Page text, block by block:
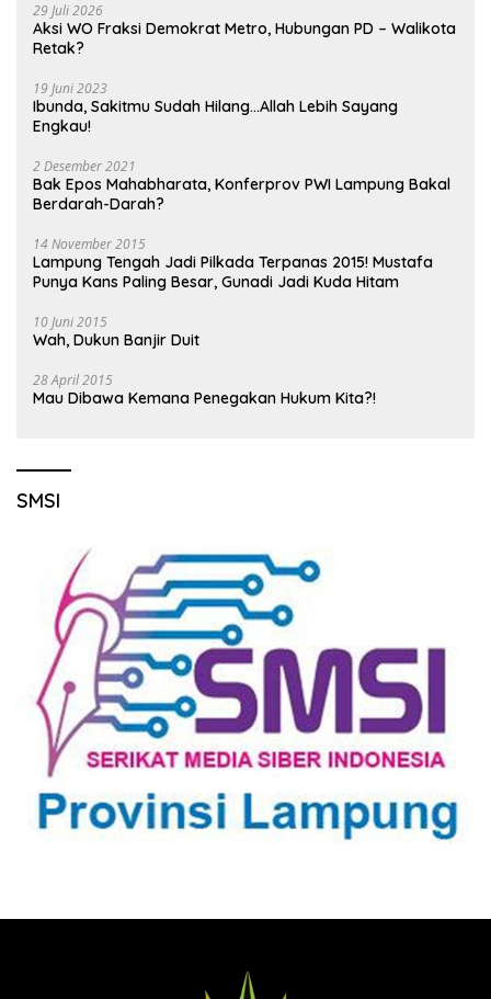
29 Juli 2026
Aksi WO Fraksi Demokrat Metro, Hubungan PD – Walikota
Retak?
19 Juni 2023
Ibunda, Sakitmu Sudah Hilang…Allah Lebih Sayang
Engkau!
2 Desember 2021
Bak Epos Mahabharata, Konferprov PWI Lampung Bakal
Berdarah-Darah?
14 November 2015
Lampung Tengah Jadi Pilkada Terpanas 2015! Mustafa
Punya Kans Paling Besar, Gunadi Jadi Kuda Hitam
10 Juni 2015
Wah, Dukun Banjir Duit
28 April 2015
Mau Dibawa Kemana Penegakan Hukum Kita?!
SMSI